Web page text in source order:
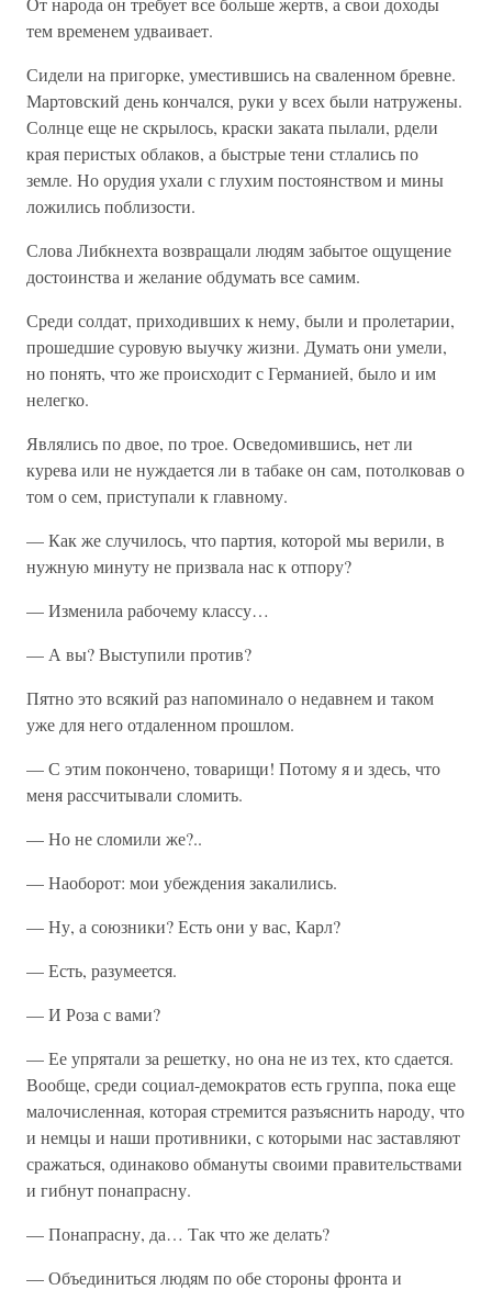
тем временем удваивает.
Сидели на пригорке, уместившись на сваленном бревне.
Мартовский день кончался, руки у всех были натружены.
Солнце еще не скрылось, краски заката пылали, рдели
края перистых облаков, а быстрые тени стлались по
земле. Но орудия ухали с глухим постоянством и мины
ложились поблизости.
Слова Либкнехта возвращали людям забытое ощущение
достоинства и желание обдумать все самим.
Среди солдат, приходивших к нему, были и пролетарии,
прошедшие суровую выучку жизни. Думать они умели,
но понять, что же происходит с Германией, было и им
нелегко.
Являлись по двое, по трое. Осведомившись, нет ли
курева или не нуждается ли в табаке он сам, потолковав о
том о сем, приступали к главному.
— Как же случилось, что партия, которой мы верили, в
нужную минуту не призвала нас к отпору?
— Изменила рабочему классу…
— А вы? Выступили против?
Пятно это всякий раз напоминало о недавнем и таком
уже для него отдаленном прошлом.
— С этим покончено, товарищи! Потому я и здесь, что
меня рассчитывали сломить.
— Но не сломили же?..
— Наоборот: мои убеждения закалились.
— Ну, а союзники? Есть они у вас, Карл?
— Есть, разумеется.
— И Роза с вами?
— Ее упрятали за решетку, но она не из тех, кто сдается.
Вообще, среди социал-демократов есть группа, пока еще
малочисленная, которая стремится разъяснить народу, что
и немцы и наши противники, с которыми нас заставляют
сражаться, одинаково обмануты своими правительствами
и гибнут понапрасну.
— Понапрасну, да… Так что же делать?
— Объединиться людям по обе стороны фронта и